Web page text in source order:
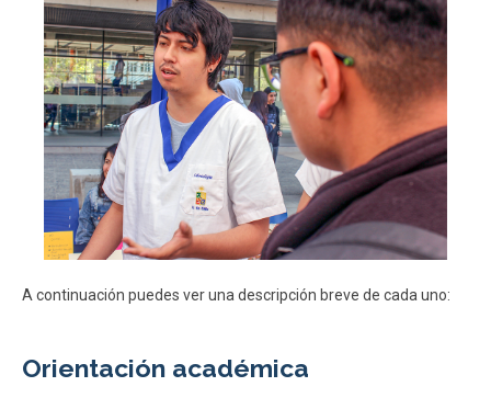
FUNCIONARIOS EGRESADOS
A continuación puedes ver una descripción breve de cada uno:
Orientación académica